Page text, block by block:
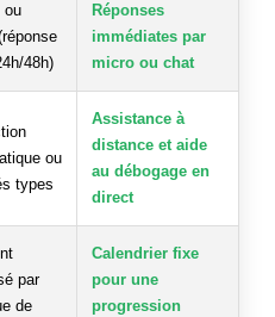
ou
48h)
Réponses
immédiates par
micro ou chat
ou
types
Assistance à
distance et aide
au débogage en
direct
par
de
Calendrier fixe
pour une
progression